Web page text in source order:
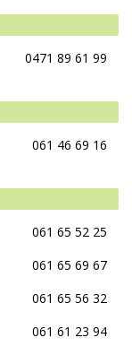
0471 89 61 99
061 46 69 16
061 65 52 25
061 65 69 67
061 65 56 32
061 61 23 94